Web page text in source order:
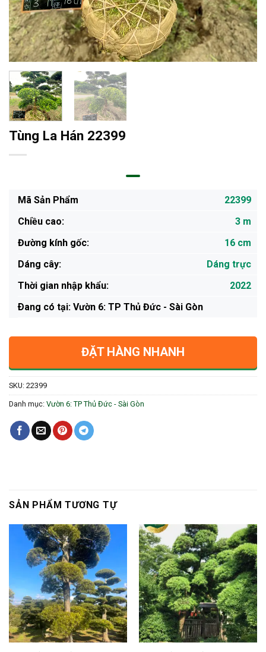
Tùng La Hán 22399
Mã Sản Phẩm
22399
Chiều cao:
3 m
Đường kính gốc:
16 cm
Dáng cây:
Dáng trực
Thời gian nhập khẩu:
2022
Ðang có tại: Vườn 6: TP Thủ Đức - Sài Gòn
ĐẶT HÀNG NHANH
SKU: 22399
Danh mục: Vườn 6: TP Thủ Đức - Sài Gòn
SẢN PHẨM TƯƠNG TỰ